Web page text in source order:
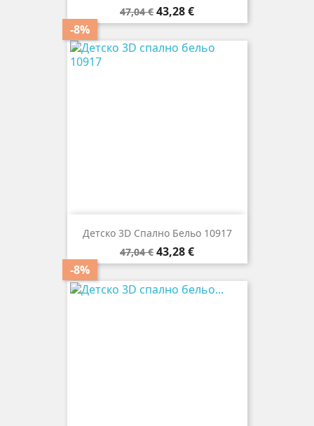
Редовна
цена
47,04 €
-8%
Цена
43,28 €
Детско 3D Спално Бельо 10917
Редовна
цена
47,04 €
-8%
Цена
43,28 €